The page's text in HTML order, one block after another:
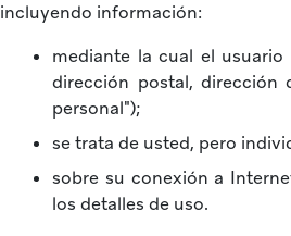
incluyendo información:
mediante la cual el
dirección postal, dirección
personal");
se trata de usted, pero
sobre su conexión a
los detalles de uso.